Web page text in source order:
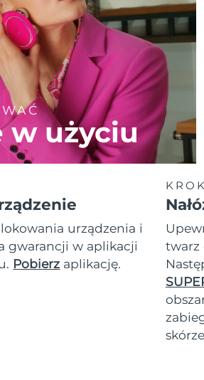
w użyciu
urządzenia i
gwarancji w aplikacji
Pobierz aplikację.
twarz